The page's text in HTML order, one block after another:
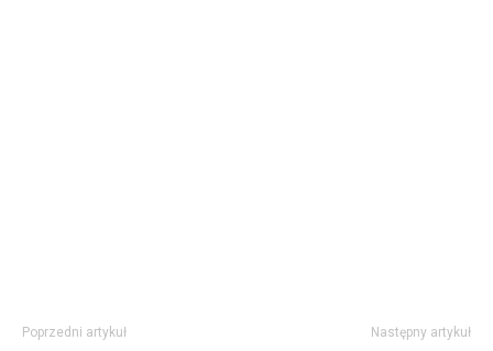
Poprzedni artykuł Następny artykuł